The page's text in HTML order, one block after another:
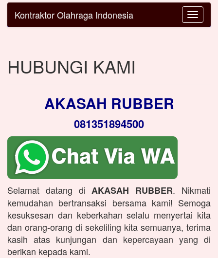
Toggle
Kontraktor Olahraga Indonesia
HUBUNGI KAMI
AKASAH RUBBER
081351894500
Selamat datang di AKASAH RUBBER. Nikmati
kemudahan bertransaksi bersama kami! Semoga
kesuksesan dan keberkahan selalu menyertai kita
dan orang-orang di sekeliling kita semuanya, terima
kasih atas kunjungan dan kepercayaan yang di
berikan kepada kami.